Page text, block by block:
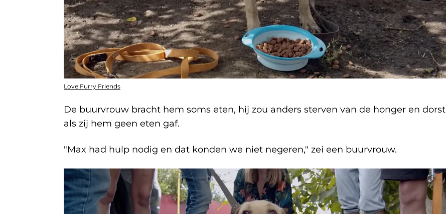
Love Furry Friends
De buurvrouw bracht hem soms eten, hij zou anders sterven van de honger en dorst
als zij hem geen eten gaf.
"Max had hulp nodig en dat konden we niet negeren," zei een buurvrouw.